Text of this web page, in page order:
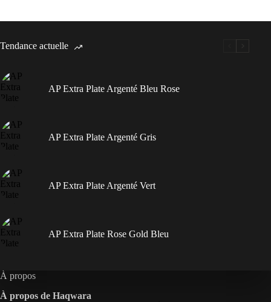
Tendance actuelle
AP Extra Plate Argenté Bleu Rose
AP Extra Plate Argenté Gris
AP Extra Plate Argenté Vert
AP Extra Plate Rose Gold Bleu
À propos
À propos de Haqwara